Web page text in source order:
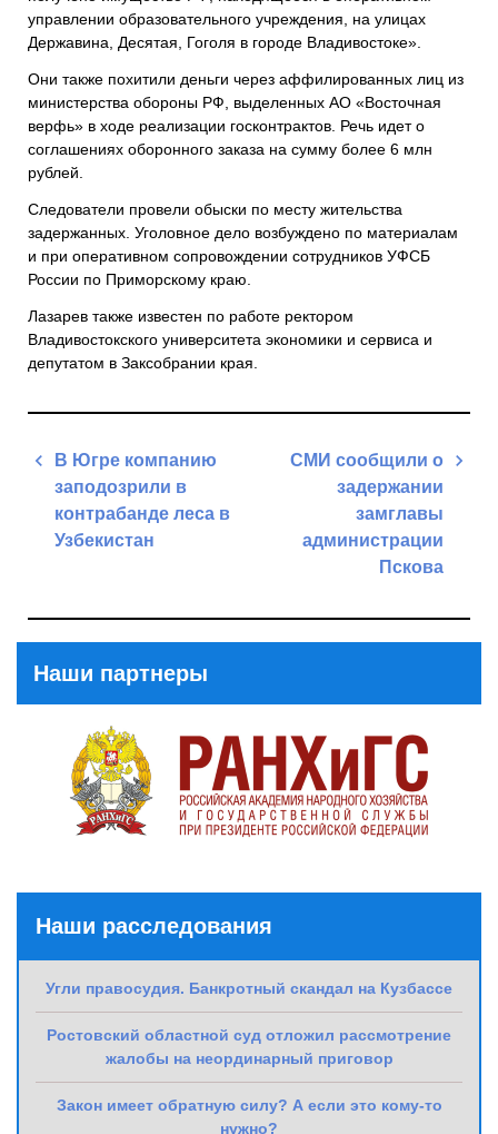
управлении образовательного учреждения, на улицах
Державина, Десятая, Гоголя в городе Владивостоке».
Они также похитили деньги через аффилированных лиц из
министерства обороны РФ, выделенных АО «Восточная
верфь» в ходе реализации госконтрактов. Речь идет о
соглашениях оборонного заказа на сумму более 6 млн
рублей.
Следователи провели обыски по месту жительства
задержанных. Уголовное дело возбуждено по материалам
и при оперативном сопровождении сотрудников УФСБ
России по Приморскому краю.
Лазарев также известен по работе ректором
Владивостокского университета экономики и сервиса и
депутатом в Заксобрании края.
Навигация
записям
В Югре компанию
заподозрили в
контрабанде леса в
Узбекистан
СМИ сообщили о
задержании
замглавы
администрации
Пскова
Наши партнеры
Наши расследования
Угли правосудия. Банкротный скандал на Кузбассе
Ростовский областной суд отложил рассмотрение
жалобы на неординарный приговор
Закон имеет обратную силу? А если это кому-то
нужно?